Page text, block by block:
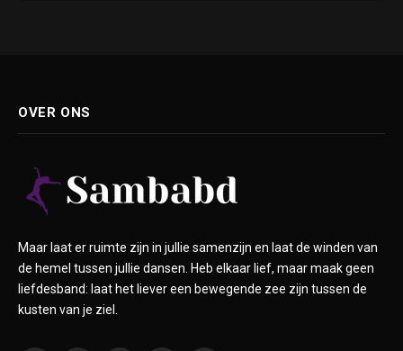
OVER ONS
Maar laat er ruimte zijn in jullie samenzijn en laat de winden van
de hemel tussen jullie dansen. Heb elkaar lief, maar maak geen
liefdesband: laat het liever een bewegende zee zijn tussen de
kusten van je ziel.